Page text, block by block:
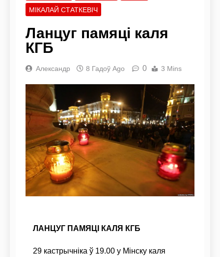
МІКАЛАЙ СТАТКЕВІЧ
Ланцуг памяці каля
КГБ
Александр 8 Гадоў Ago 0 3 Mins
ЛАНЦУГ ПАМЯЦІ КАЛЯ КГБ
29 кастрычніка ў 19.00 у Мінску каля